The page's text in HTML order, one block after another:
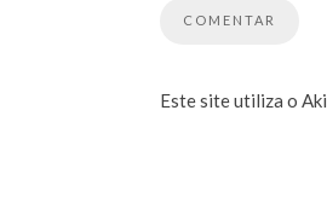
Este site utiliza o